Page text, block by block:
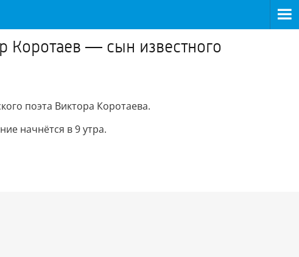
Коротаев — сын известного
поэта Виктора Коротаева.
начнётся в 9 утра.